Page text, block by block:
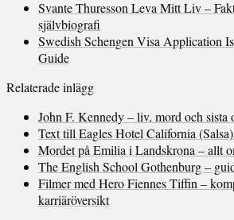
Svante Thuresson Leva Mitt Liv –
självbiografi
Swedish Schengen Visa Application
Guide
Relaterade inlägg
John F. Kennedy – liv, mord och sista
Text till Eagles Hotel California
Mordet på Emilia i Landskrona – allt
The English School Gothenburg –
Filmer med Hero Fiennes Tiffin –
karriäröversikt